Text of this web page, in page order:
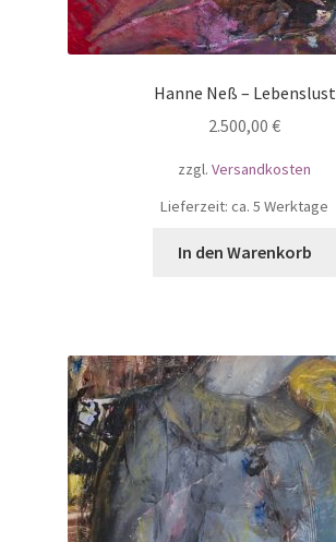
Hanne Neß – Lebenslust
2.500,00 €
zzgl. Versandkosten
Lieferzeit: ca. 5 Werktage
In den Warenkorb